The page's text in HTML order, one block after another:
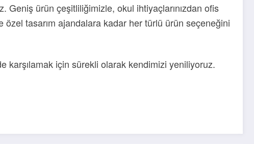
Geniş ürün çeşitliliğimizle, okul ihtiyaçlarınızdan ofis
tasarım ajandalara kadar her türlü ürün seçeneğini
karşılamak için sürekli olarak kendimizi yeniliyoruz.